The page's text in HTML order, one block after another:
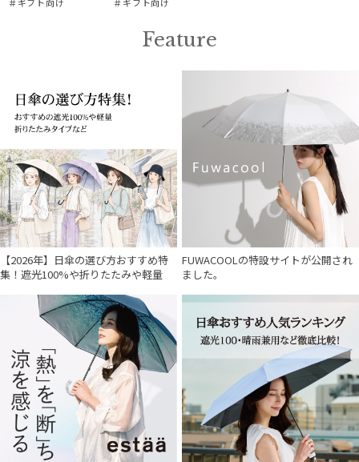
在庫表示
入荷状況
Feature
【2026年】日傘の選び方おすすめ特
集！遮光100%や折りたたみや軽量
FUWACOOLの特設サイトが公開され
ました。